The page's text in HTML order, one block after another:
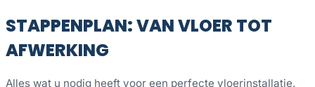
STAPPENPLAN: VAN VLOER TOT
AFWERKING
Alles wat u nodig heeft voor een perfecte vloerinstallatie,